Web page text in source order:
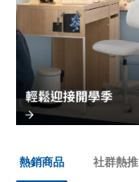
熱銷商品 社群熱推